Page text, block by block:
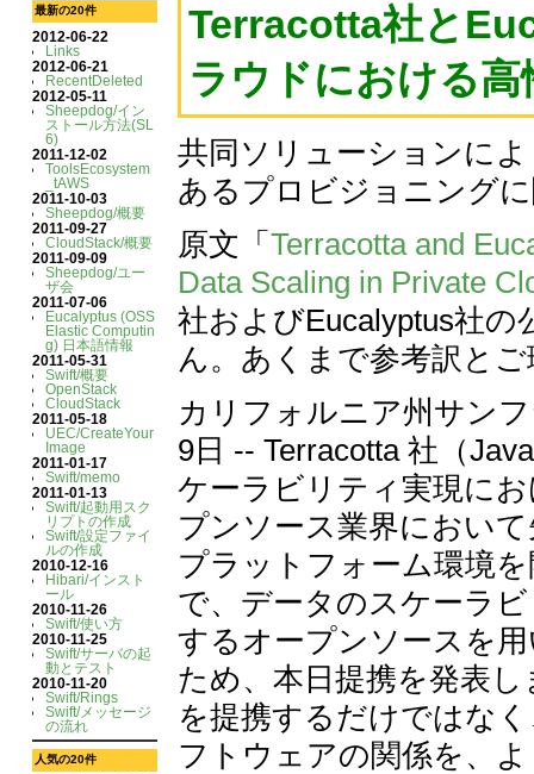
最新の20件
2012-06-22
Links
2012-06-21
RecentDeleted
2012-05-11
Sheepdog/イン
ストール方法(SL
6)
2011-12-02
ToolsEcosystem
_tAWS
2011-10-03
Sheepdog/概要
2011-09-27
CloudStack/概要
2011-09-09
Sheepdog/ユー
ザ会
2011-07-06
Eucalyptus (OSS
Elastic Computin
g) 日本語情報
2011-05-31
Swift/概要
OpenStack
CloudStack
2011-05-18
UEC/CreateYour
Image
2011-01-17
Swift/memo
2011-01-13
Swift/起動用スク
リプトの作成
Swift/設定ファイ
ルの作成
2010-12-16
Hibari/インスト
ール
2010-11-26
Swift/使い方
2010-11-25
Swift/サーバの起
動とテスト
2010-11-20
Swift/Rings
Swift/メッセージ
の流れ
人気の20件
Terracotta社と
ラウドにおける
共同ソリューションに
あるプロビジョニング
原文「Terracotta and
Data Scaling in Private
社およびEucalyptus社
ん。あくまで参考訳と
カリフォルニア州サン
9日 -- Terracotta 社（
ケーラビリティ実現に
プンソース業界におい
プラットフォーム環境
で、データのスケーラ
するオープンソースを
ため、本日提携を発表
を提携するだけではな
フトウェアの関係を、